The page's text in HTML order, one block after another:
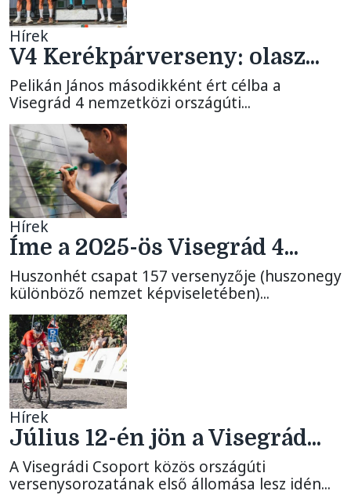
Hírek
V4 Kerékpárverseny: olasz...
Pelikán János másodikként ért célba a
Visegrád 4 nemzetközi országúti...
Hírek
Íme a 2025-ös Visegrád 4...
Huszonhét csapat 157 versenyzője (huszonegy
különböző nemzet képviseletében)...
Hírek
Július 12-én jön a Visegrád...
A Visegrádi Csoport közös országúti
versenysorozatának első állomása lesz idén...